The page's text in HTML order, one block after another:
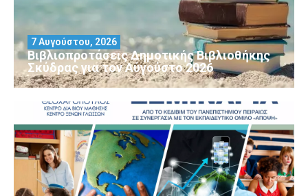
Βιβλιοπροτάσεις Δημοτικής Βιβλιοθήκης
Σκύδρας για τον Αύγούστο 2026
7 Αυγούστου, 2026